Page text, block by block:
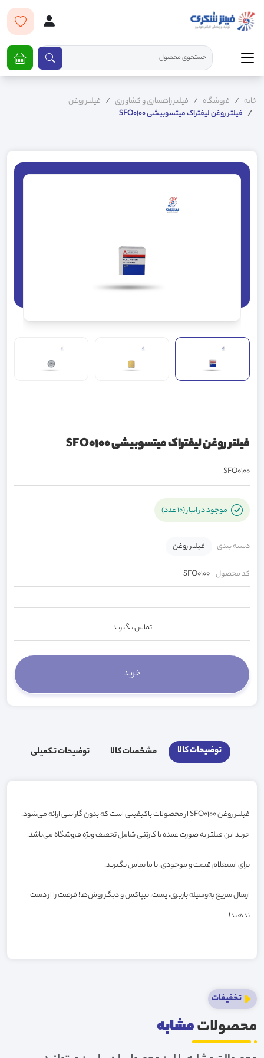
خانه فروشگاه فیلتر راهسازی و کشاورزی
فیلتر روغن
فیلتر روغن لیفتراک میتسوبیشی SFO0100
فیلتر روغن لیفتراک میتسوبیشی SFO0100
SFO0100
موجود در انبار (10 عدد)
دسته بندی فیلتر روغن
کد محصول SFO0100
تماس بگیرید
توضیحات کالا مشخصات کالا توضیحات تکمیلی
فیلتر روغن SFO0100 از محصولات باکیفیتی است که بدون گارانتی ارائه می‌شود.
خرید این فیلتر به صورت عمده یا کارتنی شامل تخفیف ویژه فروشگاه می‌باشد.
برای استعلام قیمت و موجودی، با ما تماس بگیرید.
ارسال سریع به‌وسیله باربری، پست، تیپاکس و دیگر روش‌ها! فرصت را از دست
ندهید!
تخفیفات
محصولاتمشابه